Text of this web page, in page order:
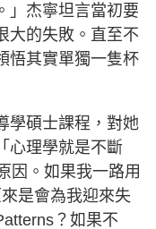
」杰寧坦言當初要
大的失敗。直至不
悟其實單獨一隻杯
學碩士課程，對她
心理學就是不斷
因。如果我一路用
是會為我迎來失
？如果不